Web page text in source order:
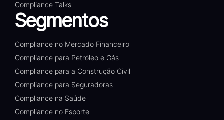
Compliance Talks
Segmentos
Compliance no Mercado Financeiro
Compliance para Petróleo e Gás
Compliance para a Construção Civil
Compliance para Seguradoras
Compliance na Saúde
Compliance no Esporte